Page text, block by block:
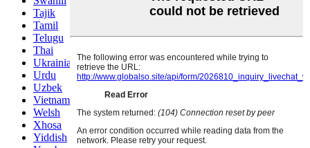
Tajik
Tamil
Telugu
Thai
Ukrainian
Urdu
Uzbek
Vietnamese
Welsh
Xhosa
Yiddish